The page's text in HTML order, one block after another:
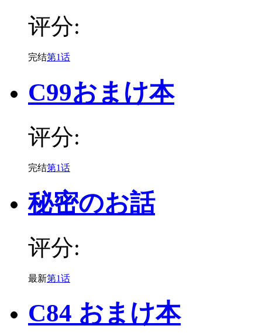
评分:
完结第1话
C99おまけ本
评分:
完结第1话
秘密のお話
评分:
最新第1话
C84 おまけ本